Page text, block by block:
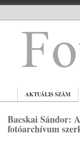
AKTUÁLIS SZÁM
Bacskai Sándor:
fotóarchívum